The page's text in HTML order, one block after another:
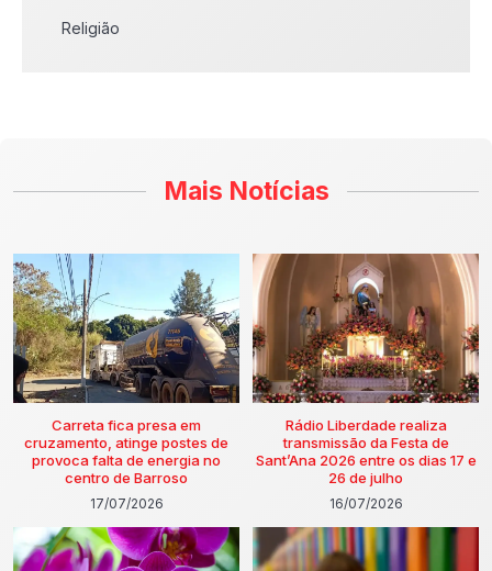
Religião
Mais Notícias
Carreta fica presa em
cruzamento, atinge postes de
provoca falta de energia no
centro de Barroso
17/07/2026
Rádio Liberdade realiza
transmissão da Festa de
Sant’Ana 2026 entre os dias 17 e
26 de julho
16/07/2026